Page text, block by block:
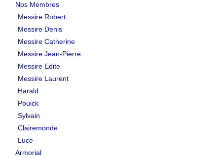
Nos Membres
Messire Robert
Messire Denis
Messire Catherine
Messire Jean-Pierre
Messire Edite
Messire Laurent
Harald
Pouick
Sylvain
Clairemonde
Luce
Armorial